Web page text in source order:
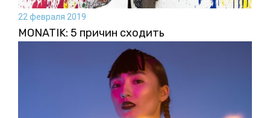
22 февраля 2019
MONATIK: 5 причин сходить